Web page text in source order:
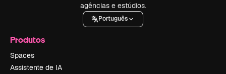
agências e estúdios.
Português
Produtos
Spaces
Assistente de IA